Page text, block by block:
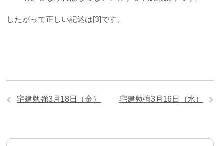
したがって正しい記述は[3]です。
宅建勉強3月18日（金） 宅建勉強3月16日（水）